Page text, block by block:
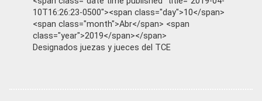
10T16:26:23-0500"><span class="day">10</span>
<span class="month">Abr</span> <span
class="year">2019</span></span>
Designados juezas y jueces del TCE